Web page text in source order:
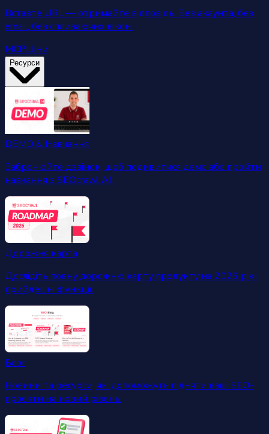
Вставте URL — отримайте відповідь. Без акаунта, без
email, без спливаючих вікон.
MCPЦіни
Ресурси
DEMO & Навчання
Забронюйте дзвінок, щоб подивитися демо або пройти
навчання з SEOcrawl AI.
Дорожня карта
Дослідіть повну дорожню карту продукту на 2026 рік і
прийдешні функції.
Блог
Новини та ресурси, які допоможуть підняти ваші SEO-
проєкти на новий рівень.